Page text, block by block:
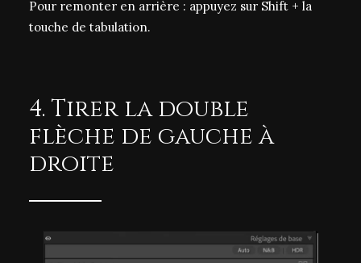
Pour remonter en arrière : appuyez sur Shift + la
touche de tabulation.
4. Tirer la double
flèche de gauche à
droite